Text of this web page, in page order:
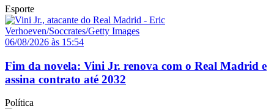
Esporte
06/08/2026 às 15:54
Fim da novela: Vini Jr. renova com o Real Madrid e
assina contrato até 2032
Política